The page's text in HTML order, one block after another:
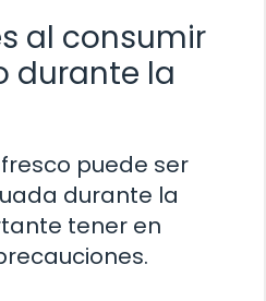
al consumir
durante la
puede ser
durante la
tener en